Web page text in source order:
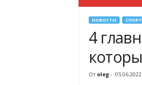
НОВОСТИ СПОРТ
4
От oleg- 05.06.2022